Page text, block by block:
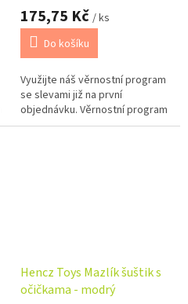
175,75 Kč / ks
Do košíku
Využijte náš věrnostní program
se slevami již na první
objednávku. Věrnostní program
Hencz Toys Mazlík šuštik s
očičkama - modrý